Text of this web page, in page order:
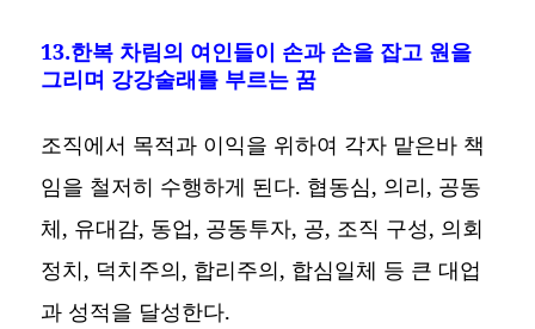
13.한복 차림의 여인들이 손과 손을 잡고 원을
그리며 강강술래를 부르는 꿈
조직에서 목적과 이익을 위하여 각자 맡은바 책
임을 철저히 수행하게 된다. 협동심, 의리, 공동
체, 유대감, 동업, 공동투자, 공, 조직 구성, 의회
정치, 덕치주의, 합리주의, 합심일체 등 큰 대업
과 성적을 달성한다.